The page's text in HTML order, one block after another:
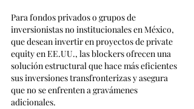
Para fondos privados o grupos de
inversionistas no institucionales en México,
que desean invertir en proyectos de private
equity en EE.UU., las blockers ofrecen una
solución estructural que hace más eficientes
sus inversiones transfronterizas y asegura
que no se enfrenten a gravámenes
adicionales.